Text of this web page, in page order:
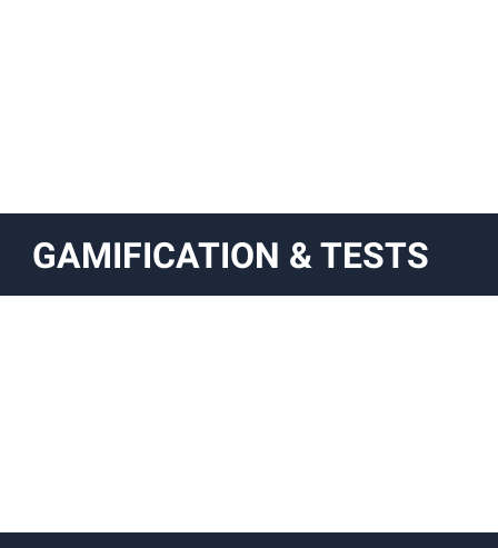
GAMIFICATION & TESTS